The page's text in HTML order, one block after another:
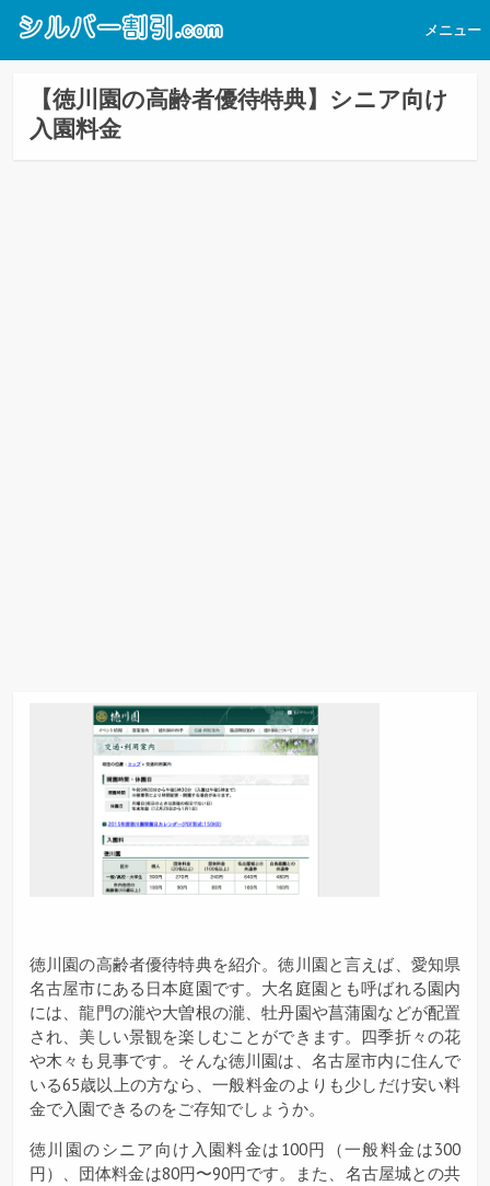
メニュー
【徳川園の高齢者優待特典】シニア向け
入園料金
徳川園の高齢者優待特典を紹介。徳川園と言えば、愛知県
名古屋市にある日本庭園です。大名庭園とも呼ばれる園内
には、龍門の瀧や大曽根の瀧、牡丹園や菖蒲園などが配置
され、美しい景観を楽しむことができます。四季折々の花
や木々も見事です。そんな徳川園は、名古屋市内に住んで
いる65歳以上の方なら、一般料金のよりも少しだけ安い料
金で入園できるのをご存知でしょうか。
徳川園のシニア向け入園料金は100円（一般料金は300
円）、団体料金は80円〜90円です。また、名古屋城との共